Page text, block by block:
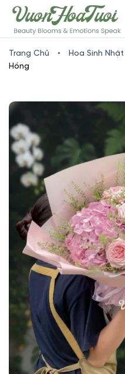
www.vuonhoatuoi.vnSkip
to
content
Trang Chủ • Hoa Sinh Nhật
Hồng